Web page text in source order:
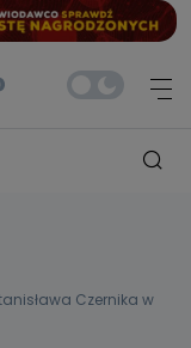
Czernika w